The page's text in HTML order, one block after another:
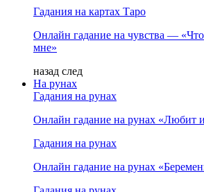
Гадания на картах Таро
Онлайн гадание на чувства — «Что
мне»
назад след
На рунах
Гадания на рунах
Онлайн гадание на рунах «Любит
Гадания на рунах
Онлайн гадание на рунах